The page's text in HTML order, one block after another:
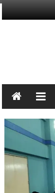
Lompat
jujur
terpercaya